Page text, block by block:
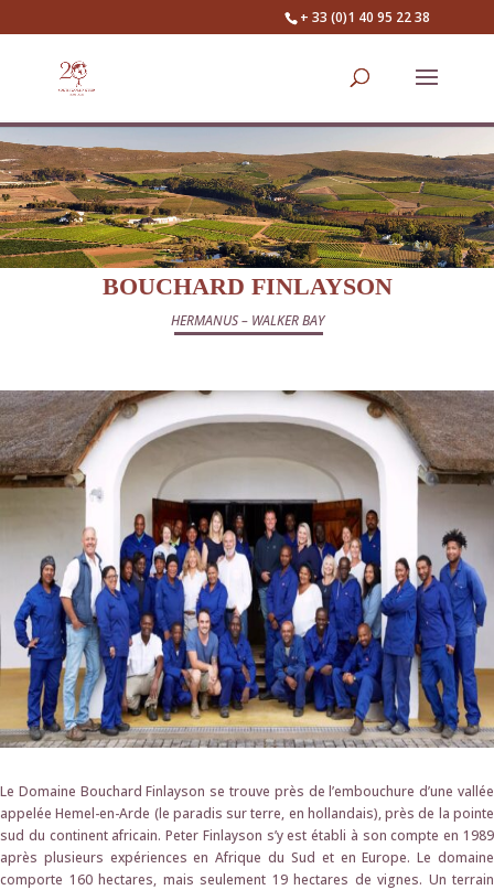
+ 33 (0)1 40 95 22 38
BOUCHARD FINLAYSON
HERMANUS – WALKER BAY
Le Domaine Bouchard Finlayson se trouve près de l’embouchure d’une vallée
appelée Hemel-en-Arde (le paradis sur terre, en hollandais), près de la pointe
sud du continent africain. Peter Finlayson s’y est établi à son compte en 1989
après plusieurs expériences en Afrique du Sud et en Europe. Le domaine
comporte 160 hectares, mais seulement 19 hectares de vignes. Un terrain